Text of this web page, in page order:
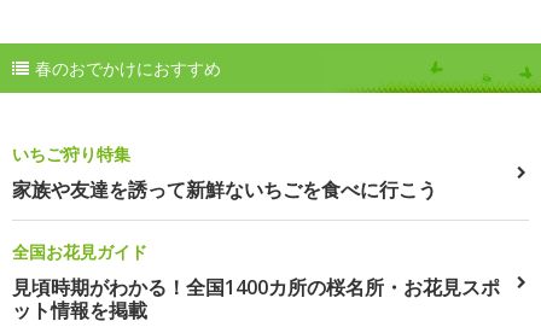
春のおでかけにおすすめ
いちご狩り特集
家族や友達を誘って新鮮ないちごを食べに行こう
全国お花見ガイド
見頃時期がわかる！全国1400カ所の桜名所・お花見スポ
ット情報を掲載